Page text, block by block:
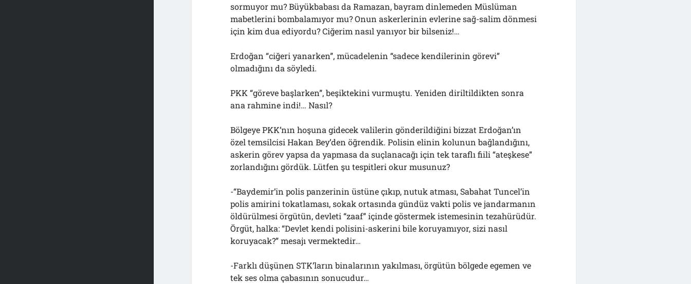
sormuyor mu? Büyükbabası da Ramazan, bayram dinlemeden Müslüman
mabetlerini bombalamıyor mu? Onun askerlerinin evlerine sağ-salim dönmesi
için kim dua ediyordu? Ciğerim nasıl yanıyor bir bilseniz!…
Erdoğan “ciğeri yanarken”, mücadelenin “sadece kendilerinin görevi”
olmadığını da söyledi.
PKK “göreve başlarken”, beşiktekini vurmuştu. Yeniden diriltildikten sonra
ana rahmine indi!… Nasıl?
Bölgeye PKK’nın hoşuna gidecek valilerin gönderildiğini bizzat Erdoğan’ın
özel temsilcisi Hakan Bey’den öğrendik. Polisin elinin kolunun bağlandığını,
askerin görev yapsa da yapmasa da suçlanacağı için tek taraflı fiili “ateşkese”
zorlandığını gördük. Lütfen şu tespitleri okur musunuz?
-“Baydemir’in polis panzerinin üstüne çıkıp, nutuk atması, Sabahat Tuncel’in
polis amirini tokatlaması, sokak ortasında gündüz vakti polis ve jandarmanın
öldürülmesi örgütün, devleti “zaaf” içinde göstermek istemesinin tezahürüdür.
Örgüt, halka: “Devlet kendi polisini-askerini bile koruyamıyor, sizi nasıl
koruyacak?” mesajı vermektedir…
-Farklı düşünen STK’ların binalarının yakılması, örgütün bölgede egemen ve
tek ses olma çabasının sonucudur…